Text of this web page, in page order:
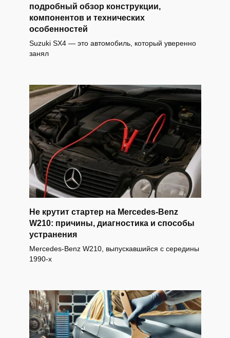
подробный обзор конструкции,
компонентов и технических
особенностей
Suzuki SX4 — это автомобиль, который уверенно
занял
Не крутит стартер на Mercedes-Benz
W210: причины, диагностика и способы
устранения
Mercedes-Benz W210, выпускавшийся с середины
1990-х